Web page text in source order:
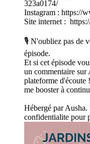
323a0174/
Instagram : https://
Site internet :
🎙️ N'oubliez pas de
épisode.
Et si cet épisode
un commentaire
plateforme d'écoute
me booster à
Hébergé par
confidentialite pour